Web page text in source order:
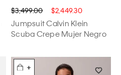
$3,499.00 $2,449.30
Jumpsuit Calvin Klein
Scuba Crepe Mujer Negro
+